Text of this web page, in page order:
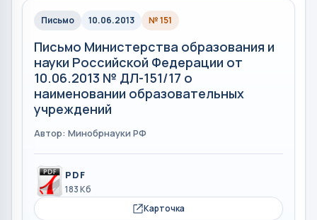
Письмо 10.06.2013 № 151
Письмо Министерства образования и
науки Российской Федерации от
10.06.2013 № ДЛ-151/17 о
наименовании образовательных
учреждений
Автор: Минобрнауки РФ
PDF
183 Кб
Карточка